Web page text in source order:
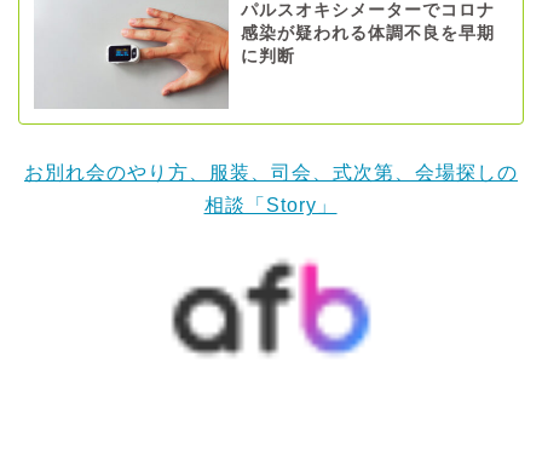
パルスオキシメーターでコロナ
感染が疑われる体調不良を早期
に判断
お別れ会のやり方、服装、司会、式次第、会場探しの
相談「Story」